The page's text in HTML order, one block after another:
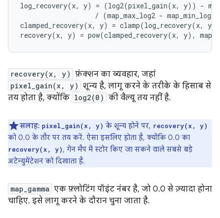
log_recovery(x, y) = (log2(pixel_gain(x, y)) -
                   / (map_max_log2 - map_min_log2)
clamped_recovery(x, y) = clamp(log_recovery(x,
recovery(x, y) फ़ंक्शन का व्यवहार, जहां
pixel_gain(x, y) शून्य है, लागू करने के तरीके के हिसाब से
तय होता है, क्योंकि log2(0) की वैल्यू तय नहीं है.
सलाह: pixel_gain(x, y) के शून्य होने पर, recovery(x, y)
को 0.0 के तौर पर तय करें. ऐसा इसलिए होता है, क्योंकि 0.0 का
recovery(x, y), गेन मैप में स्टोर किए जा सकने वाले सबसे बड़े
अटेन्युमेंटेशन को दिखाता है.
map_gamma एक फ़्लोटिंग पॉइंट नंबर है, जो 0.0 से ज़्यादा होना
चाहिए. इसे लागू करने के दौरान चुना जाता है.